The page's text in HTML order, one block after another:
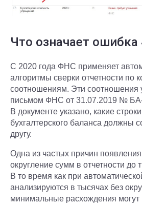
Что означает ошибка
С 2020 года ФНС применяет
алгоритмы сверки отчетности по
соотношениям. Эти соотношения
письмом ФНС от 31.07.2019 №
В документе указано, какие
бухгалтерского баланса должны
другу.
Одна из частых причин
округление сумм в отчетности до
В то время как при
анализируются в тысячах без
минимальные расхождения могут